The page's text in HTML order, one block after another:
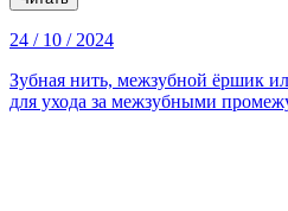
24 / 10 / 2024
Зубная нить, межзубной ёршик
для ухода за межзубными